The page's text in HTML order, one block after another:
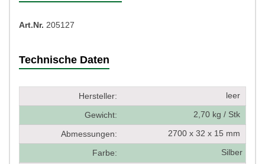
Art.Nr. 205127
Technische Daten
Hersteller: leer
Gewicht: 2,70 kg / Stk
Abmessungen: 2700 x 32 x 15 mm
Farbe: Silber